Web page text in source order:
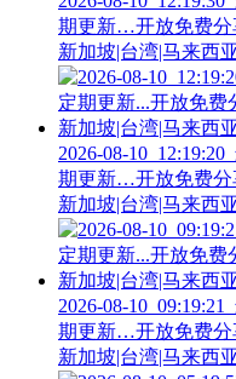
期更新…开放免费分
新加坡|台湾|马来西
2026-08-
期更新…开放免费分
新加坡|台湾|马来西
2026-08-
期更新…开放免费分
新加坡|台湾|马来西